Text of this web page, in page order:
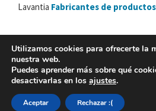
Lavantia Fabricantes de
Lavantia Nature 2026 ©
Política de calidad y medio
|Política de privacidad|
Utilizamos cookies para ofrecerte la
nuestra web.
Puedes aprender más sobre qué
desactivarlas en los ajustes.
Aceptar Rechazar :(